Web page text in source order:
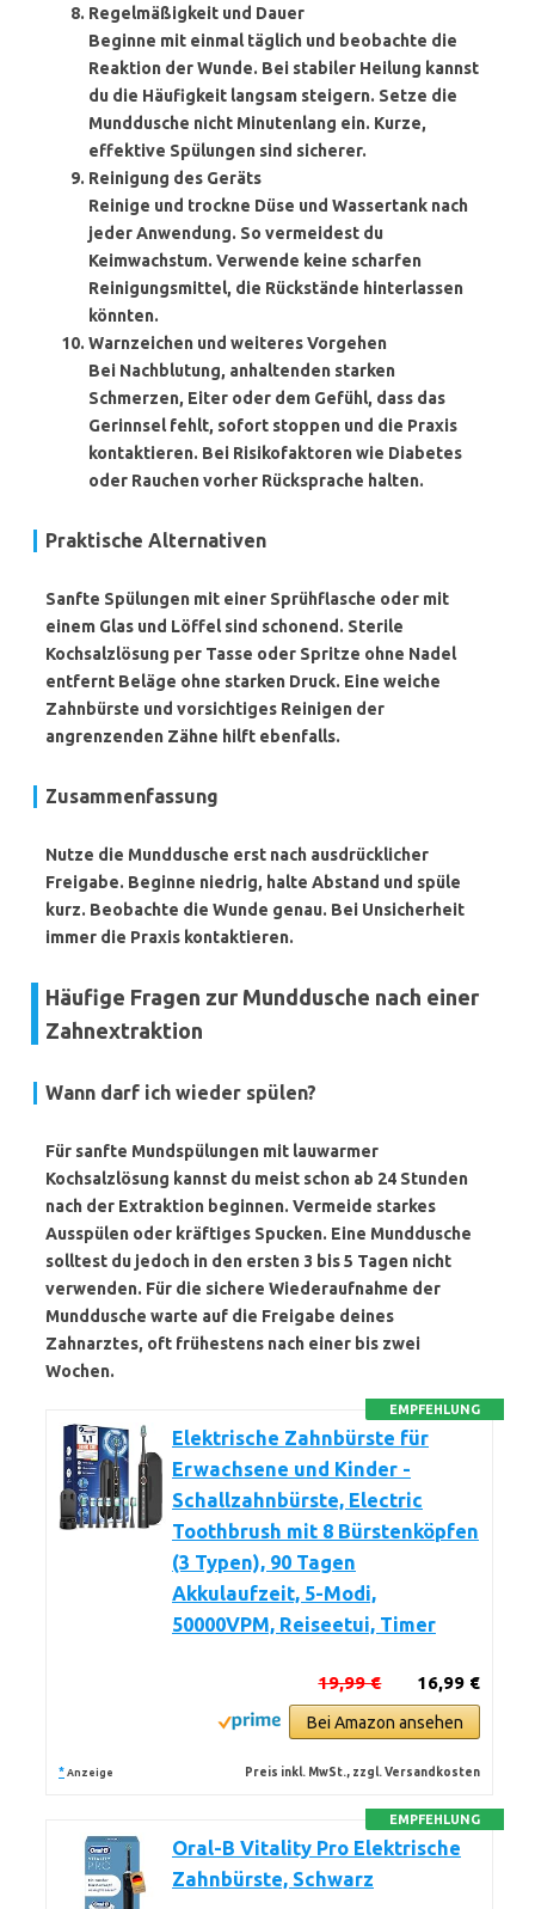
Regelmäßigkeit und Dauer
Beginne mit einmal täglich und beobachte die
Reaktion der Wunde. Bei stabiler Heilung kannst
du die Häufigkeit langsam steigern. Setze die
Munddusche nicht Minutenlang ein. Kurze,
effektive Spülungen sind sicherer.
Reinigung des Geräts
Reinige und trockne Düse und Wassertank nach
jeder Anwendung. So vermeidest du
Keimwachstum. Verwende keine scharfen
Reinigungsmittel, die Rückstände hinterlassen
könnten.
Warnzeichen und weiteres Vorgehen
Bei Nachblutung, anhaltenden starken
Schmerzen, Eiter oder dem Gefühl, dass das
Gerinnsel fehlt, sofort stoppen und die Praxis
kontaktieren. Bei Risikofaktoren wie Diabetes
oder Rauchen vorher Rücksprache halten.
Praktische Alternativen
Sanfte Spülungen mit einer Sprühflasche oder mit
einem Glas und Löffel sind schonend. Sterile
Kochsalzlösung per Tasse oder Spritze ohne Nadel
entfernt Beläge ohne starken Druck. Eine weiche
Zahnbürste und vorsichtiges Reinigen der
angrenzenden Zähne hilft ebenfalls.
Zusammenfassung
Nutze die Munddusche erst nach ausdrücklicher
Freigabe. Beginne niedrig, halte Abstand und spüle
kurz. Beobachte die Wunde genau. Bei Unsicherheit
immer die Praxis kontaktieren.
Häufige Fragen zur Munddusche nach einer
Zahnextraktion
Wann darf ich wieder spülen?
Für sanfte Mundspülungen mit lauwarmer
Kochsalzlösung kannst du meist schon ab 24 Stunden
nach der Extraktion beginnen. Vermeide starkes
Ausspülen oder kräftiges Spucken. Eine Munddusche
solltest du jedoch in den ersten 3 bis 5 Tagen nicht
verwenden. Für die sichere Wiederaufnahme der
Munddusche warte auf die Freigabe deines
Zahnarztes, oft frühestens nach einer bis zwei
Wochen.
EMPFEHLUNG
Elektrische Zahnbürste für
Erwachsene und Kinder -
Schallzahnbürste, Electric
Toothbrush mit 8 Bürstenköpfen
(3 Typen), 90 Tagen
Akkulaufzeit, 5-Modi,
50000VPM, Reiseetui, Timer
16,99 €
19,99 €
Bei Amazon ansehen
* Anzeige Preis inkl. MwSt., zzgl. Versandkosten
EMPFEHLUNG
Oral-B Vitality Pro Elektrische
Zahnbürste, Schwarz